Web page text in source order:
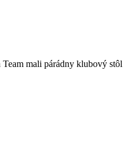
mali párádny klubový stôl